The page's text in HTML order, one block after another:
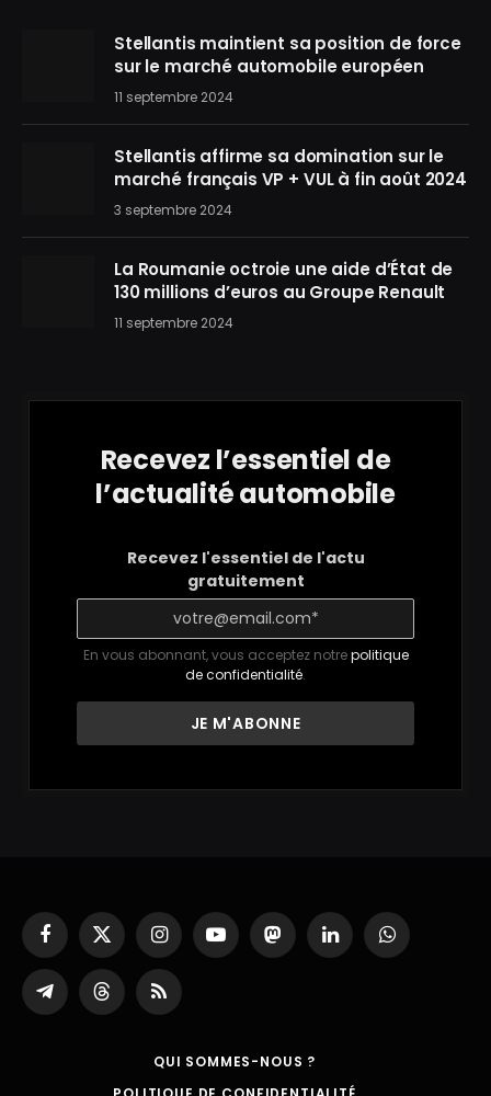
Stellantis maintient sa position de force
sur le marché automobile européen
11 septembre 2024
Stellantis affirme sa domination sur le
marché français VP + VUL à fin août 2024
3 septembre 2024
La Roumanie octroie une aide d’État de
130 millions d’euros au Groupe Renault
11 septembre 2024
Recevez l’essentiel de
l’actualité automobile
Recevez l'essentiel de l'actu
gratuitement
En vous abonnant, vous acceptez notrepolitique
de confidentialité.
Facebook
X
(Twitter)
InstagramYouTubeMastodonLinkedInWhatsApp
Partager
sur
ThreadsRSS
QUI SOMMES-NOUS ?